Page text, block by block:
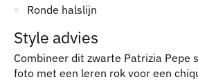
Ronde halslijn
Style advies
Combineer dit zwarte Patrizia Pepe
foto met een leren rok voor een